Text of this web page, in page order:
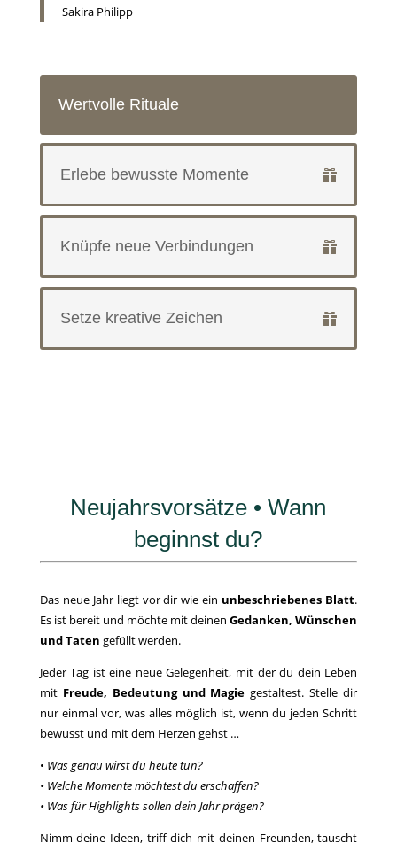
Sakira Philipp
Wertvolle Rituale
Erlebe bewusste Momente
Knüpfe neue Verbindungen
Setze kreative Zeichen
Neujahrsvorsätze • Wann
beginnst du?
Das neue Jahr liegt vor dir wie ein unbeschriebenes Blatt.
Es ist bereit und möchte mit deinenGedanken, Wünschen
und Taten gefüllt werden.
Jeder Tag ist eine neue Gelegenheit, mit der du dein Leben
mit Freude, Bedeutung und Magie gestaltest. Stelle dir
nur einmal vor, was alles möglich ist, wenn du jeden Schritt
bewusst und mit dem Herzen gehst …
• Was genau wirst du heute tun?
• Welche Momente möchtest du erschaffen?
• Was für Highlights sollen dein Jahr prägen?
Nimm deine Ideen, triff dich mit deinen Freunden, tauscht